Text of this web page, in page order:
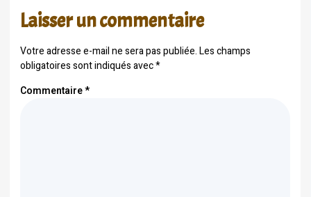
Laisser un commentaire
Votre adresse e-mail ne sera pas publiée.Les champs
obligatoires sont indiqués avec*
Commentaire*